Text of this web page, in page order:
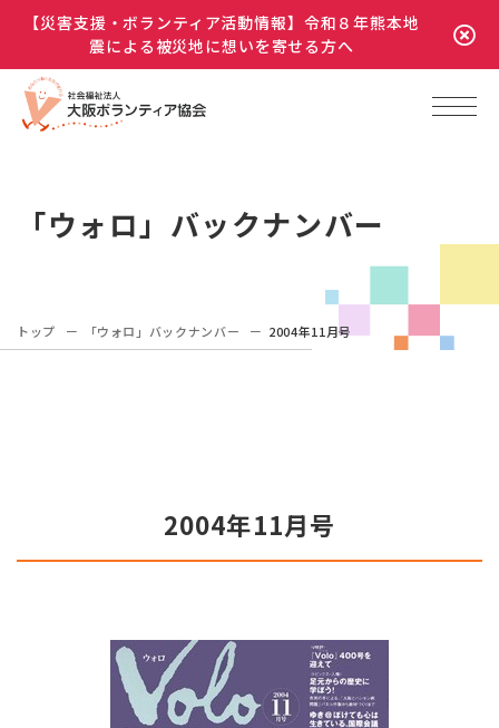
【災害支援・ボランティア活動情報】令和８年熊本地
震による被災地に想いを寄せる方へ
「ウォロ」バックナンバー
トップ 「ウォロ」バックナンバー 2004年11月号
2004年11月号